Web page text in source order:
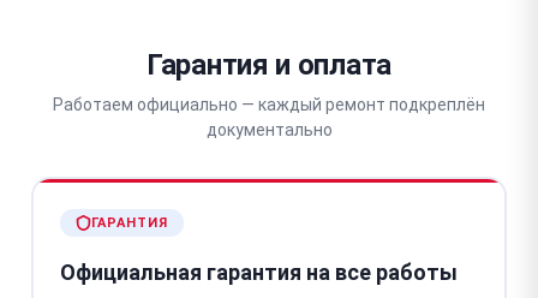
Гарантия и оплата
Работаем официально — каждый ремонт подкреплён
документально
ГАРАНТИЯ
Официальная гарантия на все работы